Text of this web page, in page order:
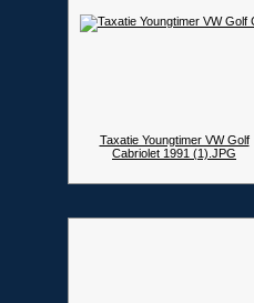
Taxatie Youngtimer VW Golf
Cabriolet 1991 (1).JPG